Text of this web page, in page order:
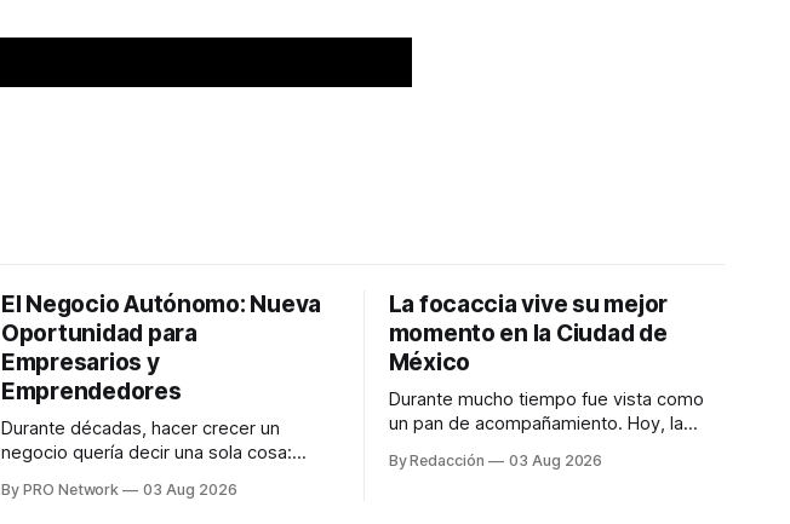
El Negocio Autónomo: Nueva
Oportunidad para
Empresarios y
Emprendedores
Durante décadas, hacer crecer un
negocio quería decir una sola cosa:
anuncios, un especialista en marketing
By PRO Network 03 Aug 2026
La focaccia vive su mejor
momento en la Ciudad de
México
Durante mucho tiempo fue vista como
un pan de acompañamiento. Hoy, la
platillos favoritos de quienes buscan
By Redacción 03 Aug 2026